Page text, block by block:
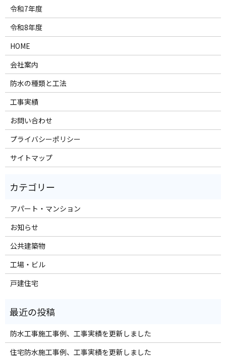
令和7年度
令和8年度
HOME
会社案内
防水の種類と工法
工事実績
お問い合わせ
プライバシーポリシー
サイトマップ
アパート・マンション
お知らせ
公共建築物
工場・ビル
戸建住宅
防水工事施工事例、工事実績を更新しました
住宅防水施工事例、工事実績を更新しました